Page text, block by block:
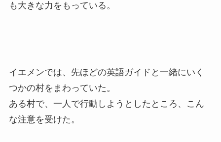
も大きな力をもっている。
イエメンでは、先ほどの英語ガイドと一緒にいく
つかの村をまわっていた。
ある村で、一人で行動しようとしたところ、こん
な注意を受けた。